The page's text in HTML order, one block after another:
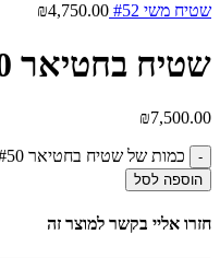
שטיח משי #52 ₪4,750.00
שטיח בחטיאר #50
₪7,500.00
כמות של שטיח בחטיאר #50
הוספה לסל
חזרו אליי בקשר למוצר זה